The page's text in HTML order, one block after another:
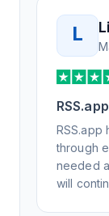
L
RSS.app
through
needed
will